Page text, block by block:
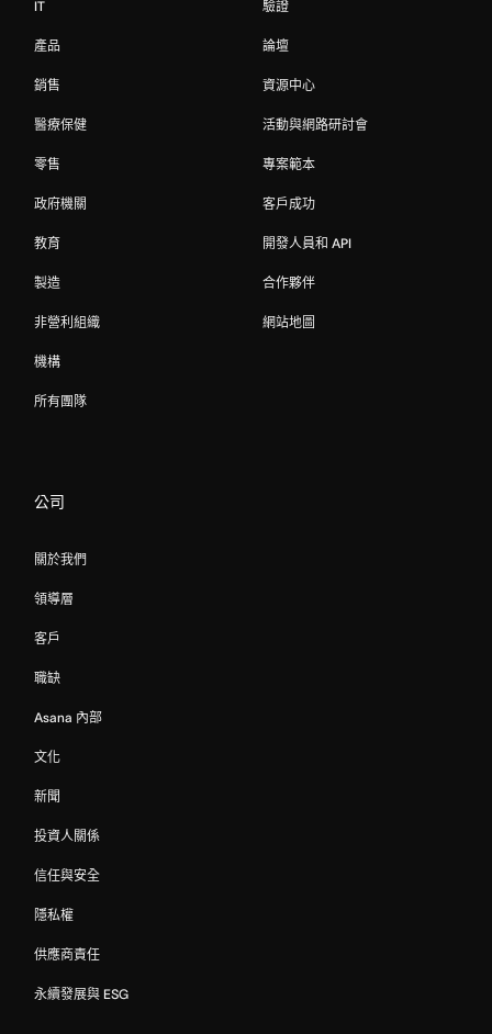
IT
產品
銷售
醫療保健
零售
政府機關
教育
製造
非營利組織
機構
所有團隊
驗證
論壇
資源中心
活動與網路研討會
專案範本
客戶成功
開發人員和 API
合作夥伴
網站地圖
公司
關於我們
領導層
客戶
職缺
Asana 內部
文化
新聞
投資人關係
信任與安全
隱私權
供應商責任
永續發展與 ESG